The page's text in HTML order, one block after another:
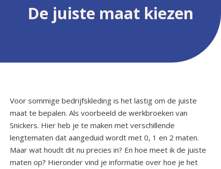
De juiste maat kiezen
Voor sommige bedrijfskleding is het lastig om de juiste
maat te bepalen. Als voorbeeld de werkbroeken van
Snickers. Hier heb je te maken met verschillende
lengtematen dat aangeduid wordt met 0, 1 en 2 maten.
Maar wat houdt dit nu precies in? En hoe meet ik de juiste
maten op? Hieronder vind je informatie over hoe je het